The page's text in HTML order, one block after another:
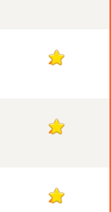
2
2
2